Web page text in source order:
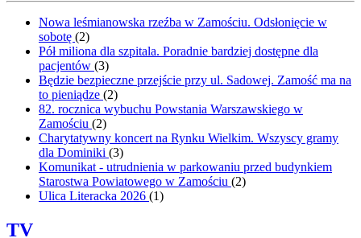
Nowa leśmianowska rzeźba w Zamościu. Odsłonięcie w
sobotę (2)
Pół miliona dla szpitala. Poradnie bardziej dostępne dla
pacjentów (3)
Będzie bezpieczne przejście przy ul. Sadowej. Zamość ma na
to pieniądze (2)
82. rocznica wybuchu Powstania Warszawskiego w
Zamościu (2)
Charytatywny koncert na Rynku Wielkim. Wszyscy gramy
dla Dominiki (3)
Komunikat - utrudnienia w parkowaniu przed budynkiem
Starostwa Powiatowego w Zamościu (2)
Ulica Literacka 2026 (1)
TV